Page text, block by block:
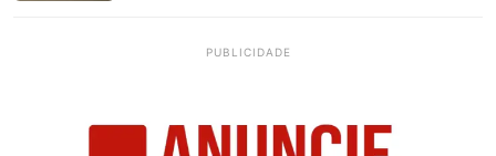
PUBLICIDADE